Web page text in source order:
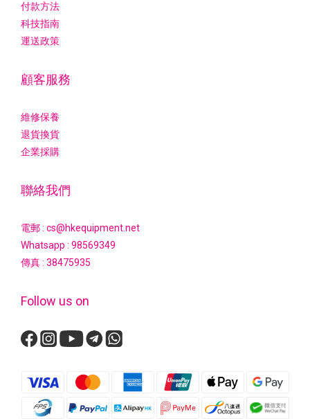
付款方法
科技指南
運送政策
顧客服務
維修保養
退貨換貨
企業採購
聯絡我們
電郵 : cs@hkequipment.net
Whatsapp : 98569349
傳真 : 38475935
Follow us on